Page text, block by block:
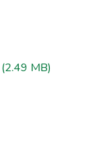
(2.49 MB)